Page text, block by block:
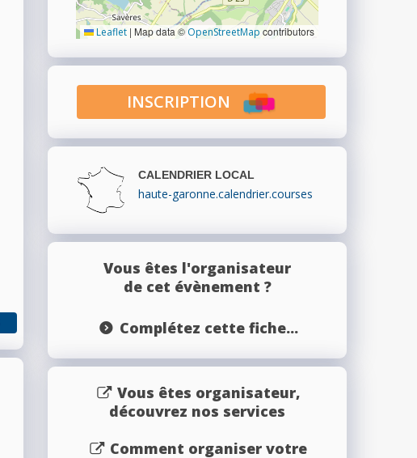
Leaflet | Map data © OpenStreetMap contributors
INSCRIPTION
CALENDRIER LOCAL
haute-garonne.calendrier.courses
Vous êtes l'organisateur
de cet évènement ?
Complétez cette fiche...
Vous êtes organisateur,
découvrez nos services
Comment organiser votre